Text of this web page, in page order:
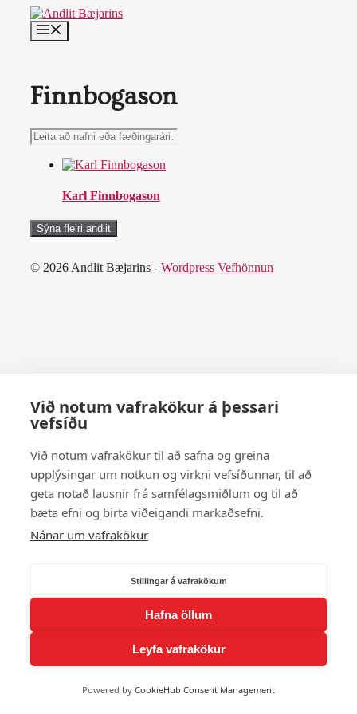
content
Finnbogason
Leita
að
nafni
fæðingarári…
Karl Finnbogason
Sýna fleiri andlit
© 2026 Andlit Bæjarins - Wordpress Vefhönnun
Við notum vafrakökur á þessari
vefsíðu
Við notum vafrakökur til að safna og greina
upplýsingar um notkun og virkni vefsíðunnar, til að
geta notað lausnir frá samfélagsmiðlum og til að
bæta efni og birta viðeigandi markaðsefni.
Nánar um vafrakökur
Stillingar á vafrakökum
Hafna öllum
Leyfa vafrakökur
Powered by CookieHub Consent Management